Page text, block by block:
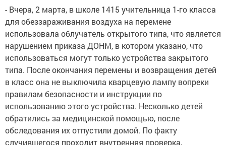
- Вчера, 2 марта, в школе 1415 учительница 1-го класса
для обеззараживания воздуха на перемене
использовала облучатель открытого типа, что является
нарушением приказа ДОНМ, в котором указано, что
использоваться могут только устройства закрытого
типа. После окончания перемены и возвращения детей
в класс она не выключила кварцевую лампу вопреки
правилам безопасности и инструкции по
использованию этого устройства. Несколько детей
обратились за медицинской помощью, после
обследования их отпустили домой. По факту
случившегося проходит внутренняя проверка,